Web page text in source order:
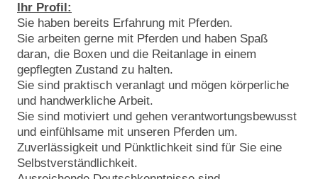
Ihr Profil:
Sie haben bereits Erfahrung mit Pferden.
Sie arbeiten gerne mit Pferden und haben Spaß
daran, die Boxen und die Reitanlage in einem
gepflegten Zustand zu halten.
Sie sind praktisch veranlagt und mögen körperliche
und handwerkliche Arbeit.
Sie sind motiviert und gehen verantwortungsbewusst
und einfühlsame mit unseren Pferden um.
Zuverlässigkeit und Pünktlichkeit sind für Sie eine
Selbstverständlichkeit.